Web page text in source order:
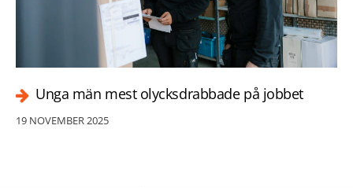
Unga män mest olycksdrabbade på jobbet
19 NOVEMBER 2025